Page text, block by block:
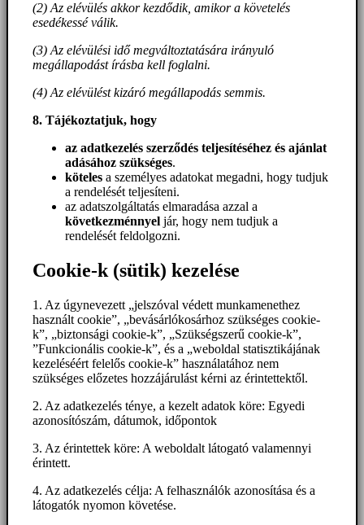
(2) Az elévülés akkor kezdődik, amikor a követelés
esedékessé válik.
(3) Az elévülési idő megváltoztatására irányuló
megállapodást írásba kell foglalni.
(4) Az elévülést kizáró megállapodás semmis.
8. Tájékoztatjuk, hogy
az adatkezelés szerződés teljesítéséhez és ajánlat
adásához szükséges.
köteles a személyes adatokat megadni, hogy tudjuk
a rendelését teljesíteni.
az adatszolgáltatás elmaradása azzal a
következménnyel jár, hogy nem tudjuk a
rendelését feldolgozni.
Cookie-k (sütik) kezelése
1. Az úgynevezett „jelszóval védett munkamenethez
használt cookie”, „bevásárlókosárhoz szükséges cookie-
k”, „biztonsági cookie-k”, „Szükségszerű cookie-k”,
”Funkcionális cookie-k”, és a „weboldal statisztikájának
kezeléséért felelős cookie-k” használatához nem
szükséges előzetes hozzájárulást kérni az érintettektől.
2. Az adatkezelés ténye, a kezelt adatok köre: Egyedi
azonosítószám, dátumok, időpontok
3. Az érintettek köre: A weboldalt látogató valamennyi
érintett.
4. Az adatkezelés célja: A felhasználók azonosítása és a
látogatók nyomon követése.